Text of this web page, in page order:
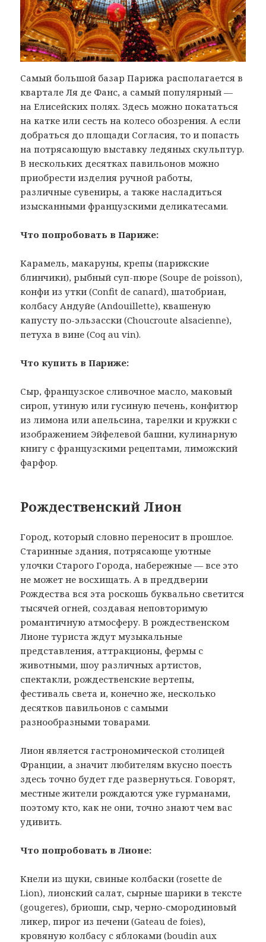
Самый большой базар Парижа располагается в
квартале Ля де Фанс, а самый популярный —
на Елисейских полях. Здесь можно покататься
на катке или сесть на колесо обозрения. А если
добраться до площади Согласия, то и попасть
на потрясающую выставку ледяных скульптур.
В нескольких десятках павильонов можно
приобрести изделия ручной работы,
различные сувениры, а также насладиться
изысканными французскими деликатесами.
Что попробовать в Париже:
Карамель, макаруны, крепы (парижские
блинчики), рыбный суп-пюре (Soupe de poisson),
конфи из утки (Confit de canard), шатобриан,
колбасу Андуйе (Andouillette), квашеную
капусту по-эльзасски (Choucroute alsacienne),
петуха в вине (Coq au vin).
Что купить в Париже:
Сыр, французское сливочное масло, маковый
сироп, утиную или гусиную печень, конфитюр
из лимона или апельсина, тарелки и кружки с
изображением Эйфелевой башни, кулинарную
книгу с французскими рецептами, лиможский
фарфор.
Рождественский Лион
Город, который словно переносит в прошлое.
Старинные здания, потрясающе уютные
улочки Старого Города, набережные — все это
не может не восхищать. А в преддверии
Рождества вся эта роскошь буквально светится
тысячей огней, создавая неповторимую
романтичную атмосферу. В рождественском
Лионе туриста ждут музыкальные
представления, аттракционы, фермы с
животными, шоу различных артистов,
спектакли, рождественские вертепы,
фестиваль света и, конечно же, несколько
десятков павильонов с самыми
разнообразными товарами.
Лион является гастрономической столицей
Франции, а значит любителям вкусно поесть
здесь точно будет где развернуться. Говорят,
местные жители рождаются уже гурманами,
поэтому кто, как не они, точно знают чем вас
удивить.
Что попробовать в Лионе:
Кнели из щуки, свиные колбаски (rosette de
Lion), лионский салат, сырные шарики в тексте
(gougeres), бриоши, сыр, черно-смородиновый
ликер, пирог из печени (Gateau de foies),
кровяную колбасу с яблоками (boudin aux